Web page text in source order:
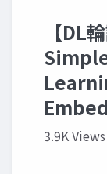
【DL
3.9K Views